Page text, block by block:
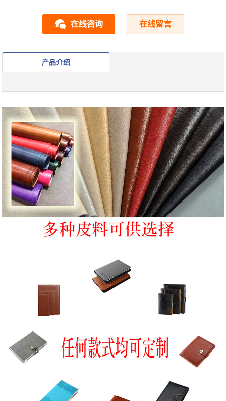
在线咨询 在线留言
产品介绍